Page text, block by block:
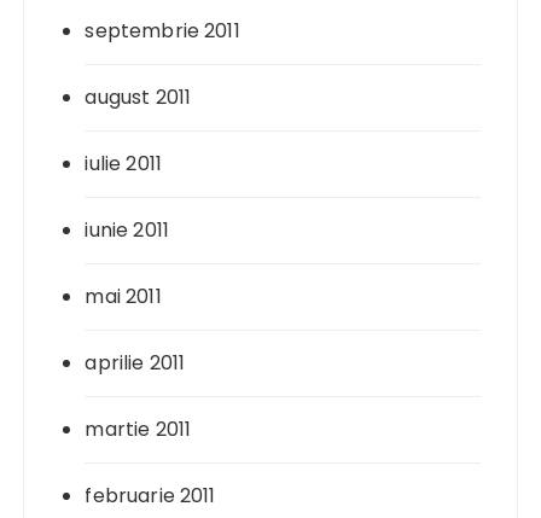
septembrie 2011
august 2011
iulie 2011
iunie 2011
mai 2011
aprilie 2011
martie 2011
februarie 2011